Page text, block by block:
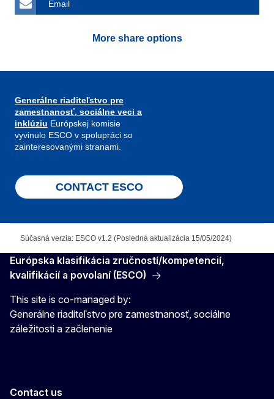
Email
More share options
Generálne riaditeľstvo pre
zamestnanosť, sociálne veci a
inklúziu Európskej komisie
vyvinulo ESCO v spolupráci so
zainteresovanými stranami.
CONTACT ESCO
Súčasná verzia: ESCO v1.2 (Posledná aktualizácia 15/05/2024)
Európska klasifikácia zručností/kompetencií,
kvalifikácií a povolaní (ESCO)
This site is co-managed by:
Generálne riaditeľstvo pre zamestnanosť, sociálne
záležitosti a začlenenie
Contact us